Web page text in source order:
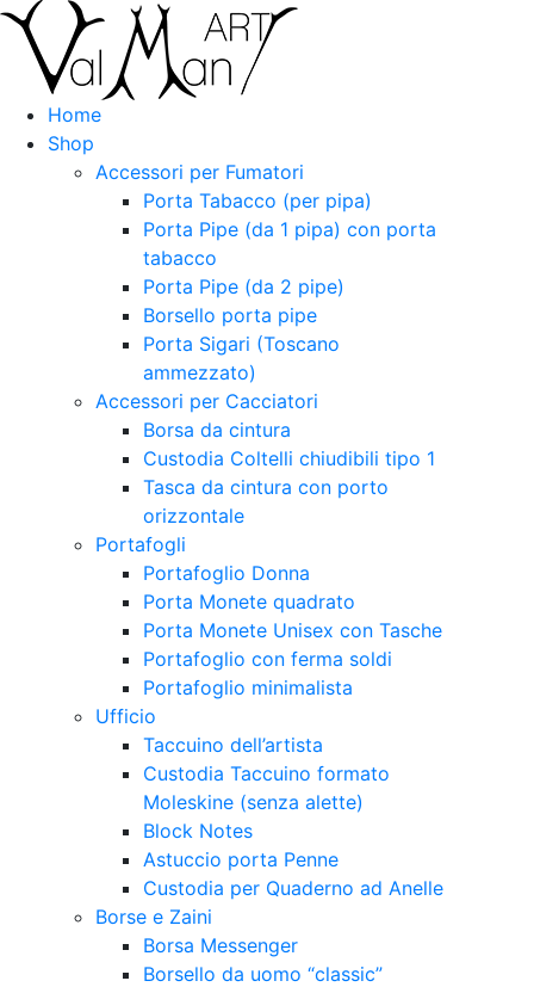
Home
Shop
Accessori per Fumatori
Porta Tabacco (per pipa)
Porta Pipe (da 1 pipa) con porta
tabacco
Porta Pipe (da 2 pipe)
Borsello porta pipe
Porta Sigari (Toscano
ammezzato)
Accessori per Cacciatori
Borsa da cintura
Custodia Coltelli chiudibili tipo 1
Tasca da cintura con porto
orizzontale
Portafogli
Portafoglio Donna
Porta Monete quadrato
Porta Monete Unisex con Tasche
Portafoglio con ferma soldi
Portafoglio minimalista
Ufficio
Taccuino dell’artista
Custodia Taccuino formato
Moleskine (senza alette)
Block Notes
Astuccio porta Penne
Custodia per Quaderno ad Anelle
Borse e Zaini
Borsa Messenger
Borsello da uomo “classic”